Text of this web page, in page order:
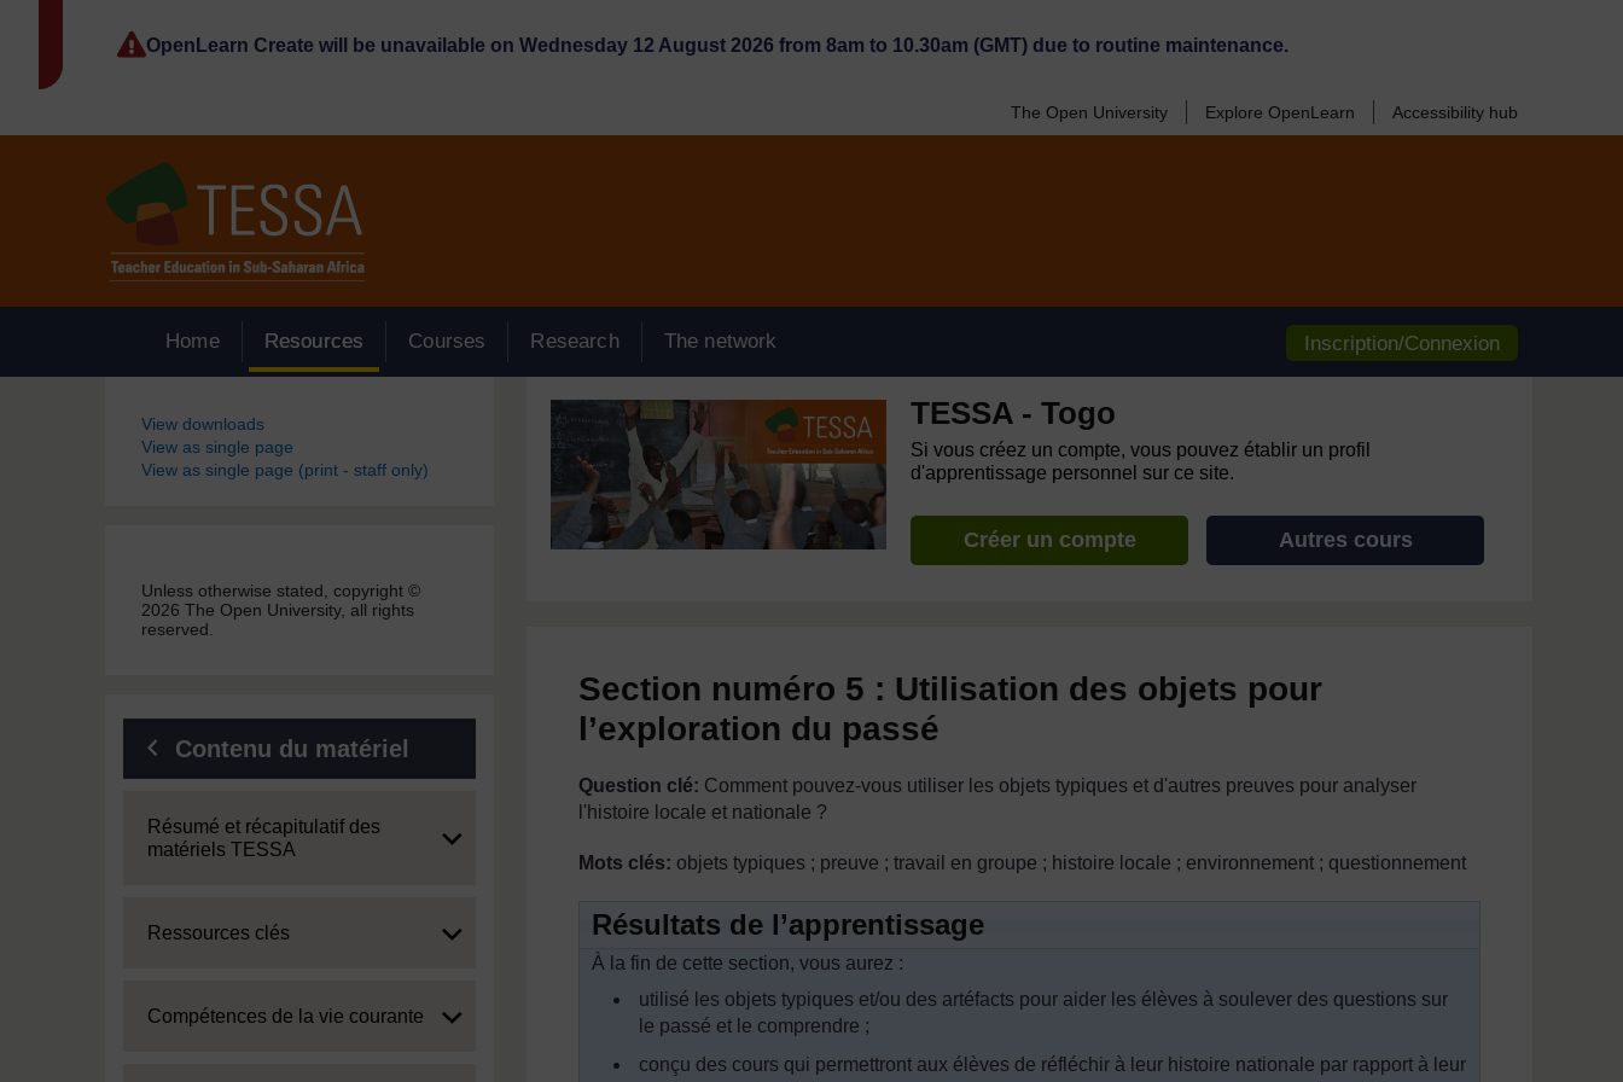
OpenLearn Create will be unavailable on Wednesday 12 August 2026 from 8am to 10.30am (GMT) due to routine maintenance.
The Open University Explore OpenLearn Accessibility hub
Home Resources Courses Research The network Inscription/Connexion
Blocs
View downloads
View as single page
View as single page (print - staff only)
Unless otherwise stated, copyright ©
2026 The Open University, all rights
reserved.
Contenu du matériel
Expand
Résumé et récapitulatif des
matériels TESSA
Expand
Ressources clés
Expand
Compétences de la vie courante
TESSA - Togo
Si vous créez un compte, vous pouvez établir un profil
d'apprentissage personnel sur ce site.
Créer un compte Autres cours
Section numéro 5 : Utilisation des objets pour
l’exploration du passé
Question clé: Comment pouvez-vous utiliser les objets typiques et d'autres preuves pour analyser
l'histoire locale et nationale ?
Mots clés: objets typiques ; preuve ; travail en groupe ; histoire locale ; environnement ; questionnement
Résultats de l’apprentissage
À la fin de cette section, vous aurez :
utilisé les objets typiques et/ou des artéfacts pour aider les élèves à soulever des questions sur
le passé et le comprendre ;
conçu des cours qui permettront aux élèves de réfléchir à leur histoire nationale par rapport à leur